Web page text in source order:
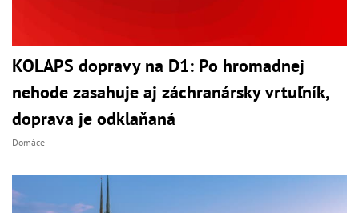
KOLAPS dopravy na D1: Po hromadnej
nehode zasahuje aj záchranársky vrtuľník,
doprava je odklaňaná
Domáce